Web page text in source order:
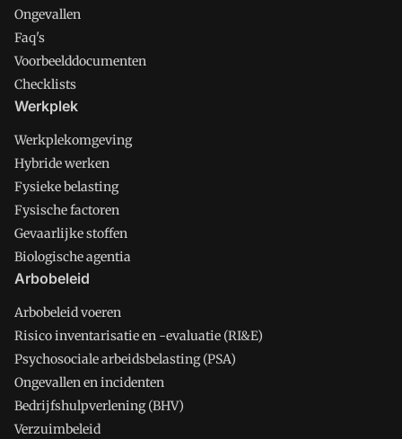
Ongevallen
Faq's
Voorbeelddocumenten
Checklists
Werkplek
Werkplekomgeving
Hybride werken
Fysieke belasting
Fysische factoren
Gevaarlijke stoffen
Biologische agentia
Arbobeleid
Arbobeleid voeren
Risico inventarisatie en -evaluatie (RI&E)
Psychosociale arbeidsbelasting (PSA)
Ongevallen en incidenten
Bedrijfshulpverlening (BHV)
Verzuimbeleid